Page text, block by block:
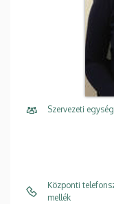
Szervezeti egység
Központi
mellék